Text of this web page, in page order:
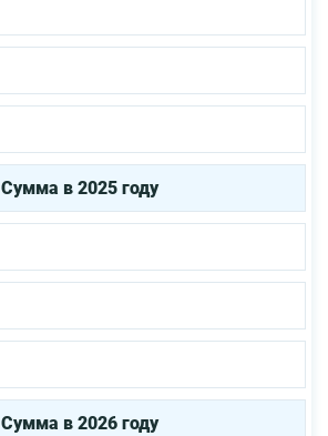
Сумма в 2025 году
Сумма в 2026 году